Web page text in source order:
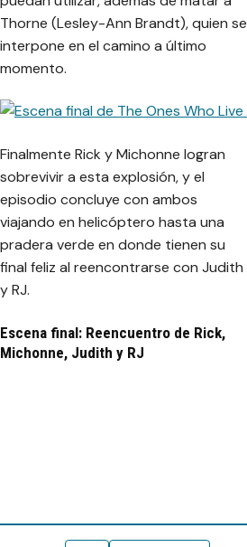
Thorne (Lesley-Ann Brandt), quien se
interpone en el camino a último
momento.
Finalmente Rick y Michonne logran
sobrevivir a esta explosión, y el
episodio concluye con ambos
viajando en helicóptero hasta una
pradera verde en donde tienen su
final feliz al reencontrarse con Judith
y RJ.
Escena final: Reencuentro de Rick,
Michonne, Judith y RJ